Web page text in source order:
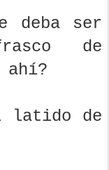
deba ser
de
latido de